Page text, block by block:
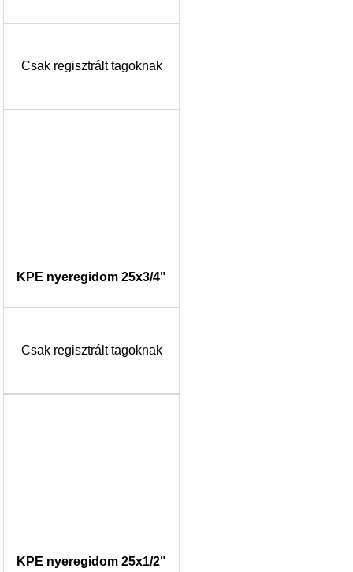
Csak regisztrált tagoknak
KPE nyeregidom 25x3/4"
Csak regisztrált tagoknak
KPE nyeregidom 25x1/2"